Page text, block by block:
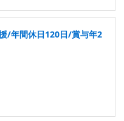
/年間休日120日/賞与年2